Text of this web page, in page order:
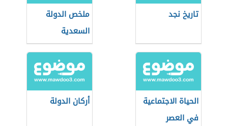
تاريخ نجد
ملخص الدولة
السعدية
الحياة الاجتماعية
في العصر
أركان الدولة